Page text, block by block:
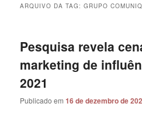
ARQUIVO DA TAG:GRUPO
Pesquisa revela
marketing de
2021
Publicado em16 de dezembro de